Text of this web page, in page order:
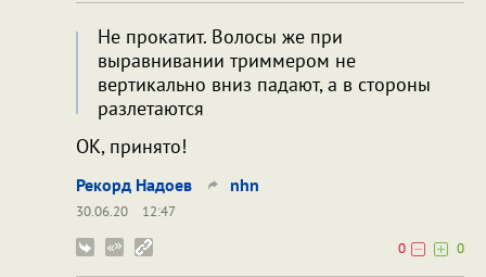
Не прокатит. Волосы же при
выравнивании триммером не
вертикально вниз падают, а в стороны
разлетаются
ОК, принято!
Рекорд Надоев nhn
30.06.20
12:47
0
0